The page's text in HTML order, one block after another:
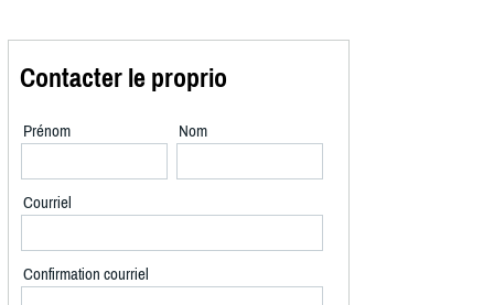
Contacter le proprio
Prénom Nom
Courriel
Confirmation courriel